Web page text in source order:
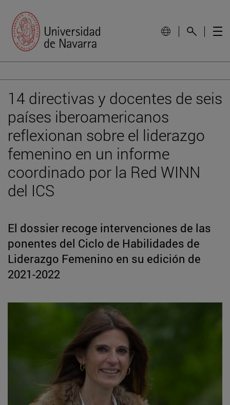
14 directivas y docentes de seis
países iberoamericanos
reflexionan sobre el liderazgo
femenino en un informe
coordinado por la Red WINN
del ICS
El dossier recoge intervenciones de las
ponentes del Ciclo de Habilidades de
Liderazgo Femenino en su edición de
2021-2022